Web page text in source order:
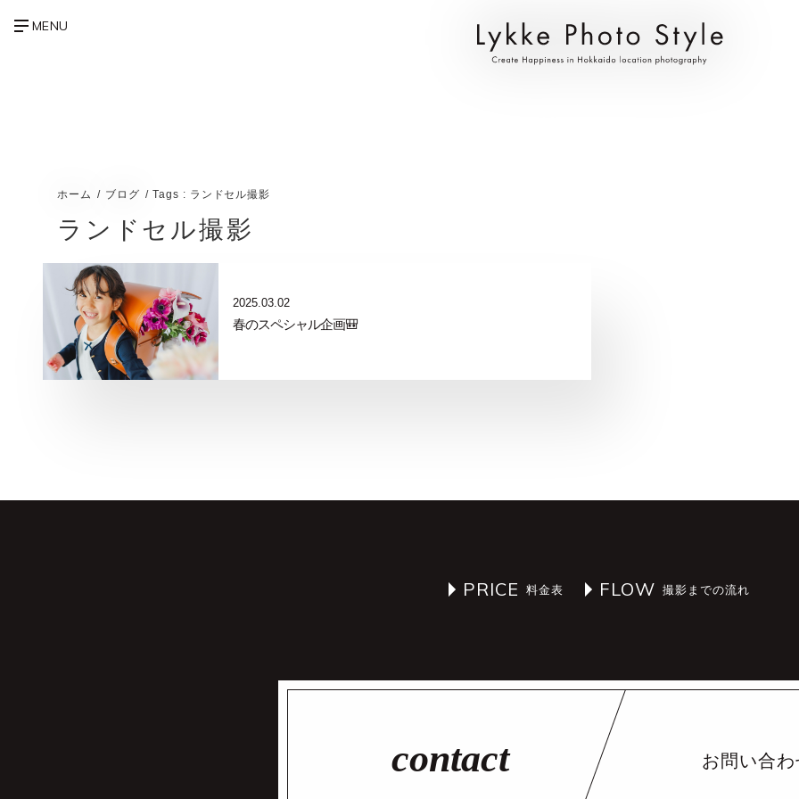
ホーム ブログ Tags : ランドセル撮影
ランドセル撮影
2025.03.02
春のスペシャル企画🎒
PRICE FLOW
お問い合